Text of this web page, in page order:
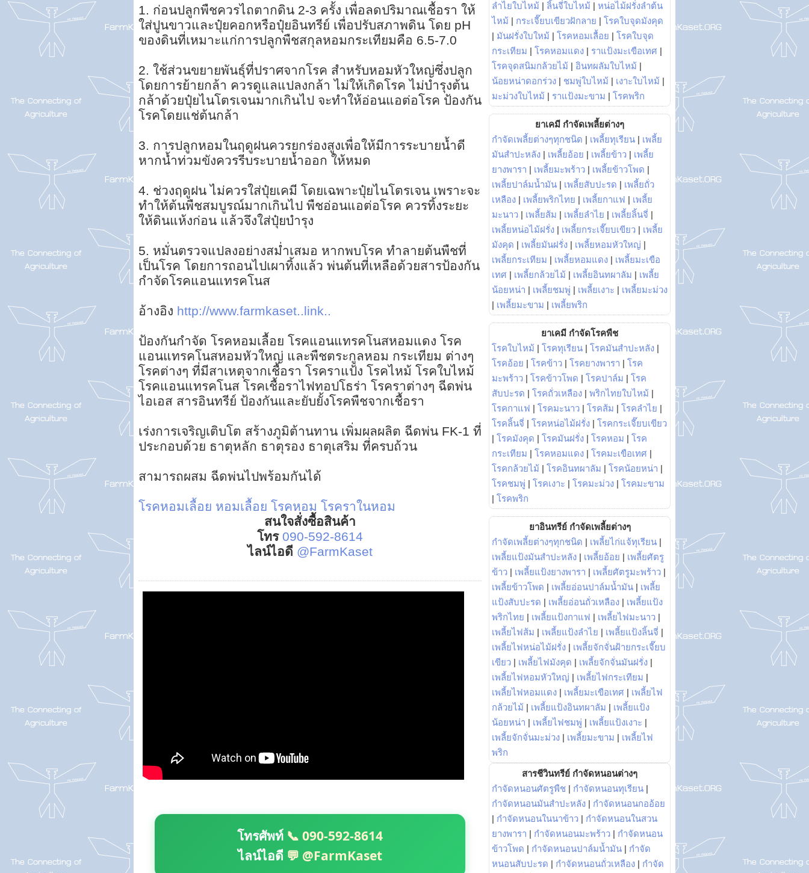
1. ก่อนปลูกพืชควรไถตากดิน 2-3 ครั้ง เพื่อลดปริมาณเชื้อรา ให้
ใส่ปูนขาวและปุ๋ยคอกหรือปุ๋ยอินทรีย์ เพื่อปรับสภาพดิน โดย pH
ของดินที่เหมาะแก่การปลูกพืชสกุลหอมกระเทียมคือ 6.5-7.0
2. ใช้ส่วนขยายพันธุ์ที่ปราศจากโรค สำหรับหอมหัวใหญ่ซึ่งปลูก
โดยการย้ายกล้า ควรดูแลแปลงกล้า ไม่ให้เกิดโรค ไม่บำรุงต้น
กล้าด้วยปุ๋ยไนโตรเจนมากเกินไป จะทำให้อ่อนแอต่อโรค ป้องกัน
โรคโดยแช่ต้นกล้า
3. การปลูกหอมในฤดูฝนควรยกร่องสูงเพื่อให้มีการระบายน้ำดี
หากน้ำท่วมขังควรรีบระบายน้ำออก ให้หมด
4. ช่วงฤดูฝน ไม่ควรใส่ปุ๋ยเคมี โดยเฉพาะปุ๋ยไนโตรเจน เพราะจะ
ทำให้ต้นพืชสมบูรณ์มากเกินไป พืชอ่อนแอต่อโรค ควรทิ้งระยะ
ให้ดินแห้งก่อน แล้วจึงใส่ปุ๋ยบำรุง
5. หมั่นตรวจแปลงอย่างสม่ำเสมอ หากพบโรค ทำลายต้นพืชที่
เป็นโรค โดยการถอนไปเผาทิ้งแล้ว พ่นต้นที่เหลือด้วยสารป้องกัน
กำจัดโรคแอนแทรคโนส
อ้างอิง http://www.farmkaset..link..
ป้องกันกำจัด โรคหอมเลื้อย โรคแอนแทรคโนสหอมแดง โรค
แอนแทรคโนสหอมหัวใหญ่ และพืชตระกูลหอม กระเทียม ต่างๆ
โรคต่างๆ ที่มีสาเหตุจากเชื้อรา โรคราแป้ง โรคไหม้ โรคใบไหม้
โรคแอนแทรคโนส โรคเชื้อราไฟทอปโธร่า โรคราต่างๆ ฉีดพ่น
ไอเอส สารอินทรีย์ ป้องกันและยับยั้งโรคพืชจากเชื้อรา
เร่งการเจริญเติบโต สร้างภูมิต้านทาน เพิ่มผลผลิต ฉีดพ่น FK-1 ที่
ประกอบด้วย ธาตุหลัก ธาตุรอง ธาตุเสริม ที่ครบถ้วน
สามารถผสม ฉีดพ่นไปพร้อมกันได้
โรคหอมเลื้อย หอมเลื้อย โรคหอม โรคราในหอม
สนใจสั่งซื้อสินค้า
โทร 090-592-8614
ไลน์ไอดี @FarmKaset
โทรศัพท์ 📞 090-592-8614
ไลน์ไอดี 💬 @FarmKaset
ลำไยใบไหม้ | ลิ้นจี่ใบไหม้ | หน่อไม้ฝรั่งลำต้น
ไหม้ | กระเจี๊ยบเขียวฝักลาย | โรคใบจุดมังคุด
| มันฝรั่งใบใหม้ | โรคหอมเลื้อย | โรคใบจุด
กระเทียม | โรคหอมแดง | ราแป้งมะเขือเทศ |
โรคจุดสนิมกล้วยไม้ | อินทผลัมใบไหม้ |
น้อยหน่าดอกร่วง | ชมพู่ใบไหม้ | เงาะใบไหม้ |
มะม่วงใบไหม้ | ราแป้งมะขาม | โรคพริก
ยาเคมี กำจัดเพลี้ยต่างๆ
กำจัดเพลี้ยต่างๆทุกชนิด | เพลี้ยทุเรียน | เพลี้ย
มันสำปะหลัง | เพลี้ยอ้อย | เพลี้ยข้าว | เพลี้ย
ยางพารา | เพลี้ยมะพร้าว | เพลี้ยข้าวโพด |
เพลี้ยปาล์มน้ำมัน | เพลี้ยสับปะรด | เพลี้ยถั่ว
เหลือง | เพลี้ยพริกไทย | เพลี้ยกาแฟ | เพลี้ย
มะนาว | เพลี้ยส้ม | เพลี้ยลำไย | เพลี้ยลิ้นจี่ |
เพลี้ยหน่อไม้ฝรั่ง | เพลี้ยกระเจี๊ยบเขียว | เพลี้ย
มังคุด | เพลี้ยมันฝรั่ง | เพลี้ยหอมหัวใหญ่ |
เพลี้ยกระเทียม | เพลี้ยหอมแดง | เพลี้ยมะเขือ
เทศ | เพลี้ยกล้วยไม้ | เพลี้ยอินทผาลัม | เพลี้ย
น้อยหน่า | เพลี้ยชมพู่ | เพลี้ยเงาะ | เพลี้ยมะม่วง
| เพลี้ยมะขาม | เพลี้ยพริก
ยาเคมี กำจัดโรคพืช
โรคใบไหม้ | โรคทุเรียน | โรคมันสำปะหลัง |
โรคอ้อย | โรคข้าว | โรคยางพารา | โรค
มะพร้าว | โรคข้าวโพด | โรคปาล์ม | โรค
สับปะรด | โรคถั่วเหลือง | พริกไทยใบไหม้ |
โรคกาแฟ | โรคมะนาว | โรคส้ม | โรคลำไย |
โรคลิ้นจี่ | โรคหน่อไม้ฝรั่ง | โรคกระเจี๊ยบเขียว
| โรคมังคุด | โรคมันฝรั่ง | โรคหอม | โรค
กระเทียม | โรคหอมแดง | โรคมะเขือเทศ |
โรคกล้วยไม้ | โรคอินทผาลัม | โรคน้อยหน่า |
โรคชมพู่ | โรคเงาะ | โรคมะม่วง | โรคมะขาม
| โรคพริก
ยาอินทรีย์ กำจัดเพลี้ยต่างๆ
กำจัดเพลี้ยต่างๆทุกชนิด | เพลี้ยไก่แจ้ทุเรียน |
เพลี้ยแป้งมันสำปะหลัง | เพลี้ยอ้อย | เพลี้ยศัตรู
ข้าว | เพลี้ยแป้งยางพารา | เพลี้ยศัตรูมะพร้าว |
เพลี้ยข้าวโพด | เพลี้ยอ่อนปาล์มน้ำมัน | เพลี้ย
แป้งสับปะรด | เพลี้ยอ่อนถั่วเหลือง | เพลี้ยแป้ง
พริกไทย | เพลี้ยแป้งกาแฟ | เพลี้ยไฟมะนาว |
เพลี้ยไฟส้ม | เพลี้ยแป้งลำไย | เพลี้ยแป้งลิ้นจี่ |
เพลี้ยไฟหน่อไม้ฝรั่ง | เพลี้ยจักจั่นฝ้ายกระเจี๊ยบ
เขียว | เพลี้ยไฟมังคุด | เพลี้ยจักจั่นมันฝรั่ง |
เพลี้ยไฟหอมหัวใหญ่ | เพลี้ยไฟกระเทียม |
เพลี้ยไฟหอมแดง | เพลี้ยมะเขือเทศ | เพลี้ยไฟ
กล้วยไม้ | เพลี้ยแป้งอินทผาลัม | เพลี้ยแป้ง
น้อยหน่า | เพลี้ยไฟชมพู่ | เพลี้ยแป้งเงาะ |
เพลี้ยจักจั่นมะม่วง | เพลี้ยมะขาม | เพลี้ยไฟ
พริก
สารชีวินทรีย์ กำจัดหนอนต่างๆ
กำจัดหนอนศัตรูพืช | กำจัดหนอนทุเรียน |
กำจัดหนอนมันสำปะหลัง | กำจัดหนอนกออ้อย
| กำจัดหนอนในนาข้าว | กำจัดหนอนในสวน
ยางพารา | กำจัดหนอนมะพร้าว | กำจัดหนอน
ข้าวโพด | กำจัดหนอนปาล์มน้ำมัน | กำจัด
หนอนสับปะรด | กำจัดหนอนถั่วเหลือง | กำจัด